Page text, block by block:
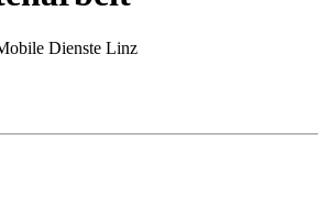
Dienste Linz